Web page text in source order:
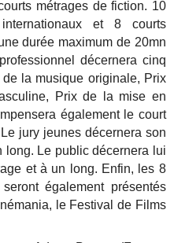
métrages de fiction. 10
et 8 courts
durée maximum de 20mn
décernera cinq
la musique originale, Prix
Prix de la mise en
également le court
Le jury jeunes décernera son
long. Le public décernera lui
et à un long. Enfin, les 8
également présentés
le Festival de Films